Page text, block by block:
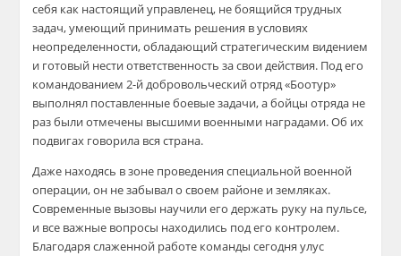
себя как настоящий управленец, не боящийся трудных
задач, умеющий принимать решения в условиях
неопределенности, обладающий стратегическим видением
и готовый нести ответственность за свои действия. Под его
командованием 2-й добровольческий отряд «Боотур»
выполнял поставленные боевые задачи, а бойцы отряда не
раз были отмечены высшими военными наградами. Об их
подвигах говорила вся страна.
Даже находясь в зоне проведения специальной военной
операции, он не забывал о своем районе и земляках.
Современные вызовы научили его держать руку на пульсе,
и все важные вопросы находились под его контролем.
Благодаря слаженной работе команды сегодня улус